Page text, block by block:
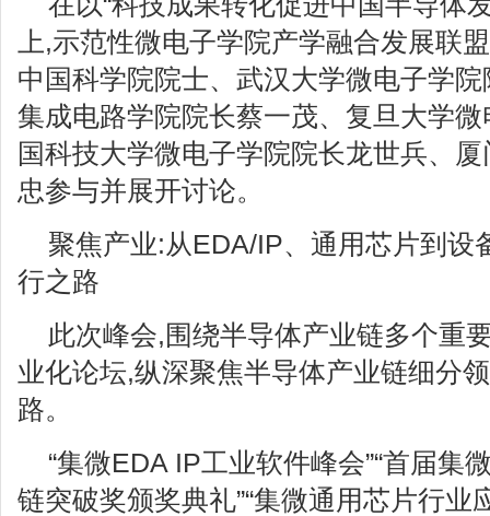
上,示范性微电子学院产学融合发展联
中国科学院院士、武汉大学微电子学
集成电路学院院长蔡一茂、复旦大学
国科技大学微电子学院院长龙世兵、
忠参与并展开讨论。
聚焦产业:从EDA/IP、通用芯片到设
行之路
此次峰会,围绕半导体产业链多个重
业化论坛,纵深聚焦半导体产业链细分
路。
“集微EDA IP工业软件峰会”“首届集
链突破奖颁奖典礼”“集微通用芯片行业